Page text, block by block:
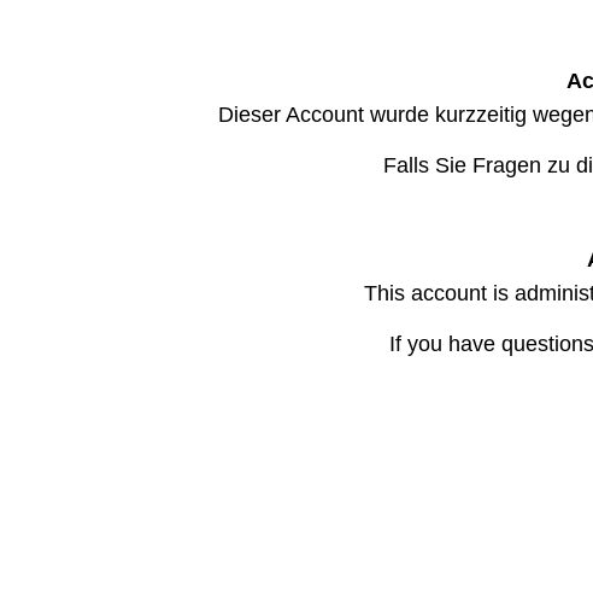
Dieser Account wurde kurzzeitig
Falls Sie Fragen zu
This account is
If you have